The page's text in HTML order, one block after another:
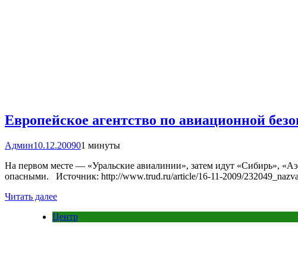
Европейское агентство по авиационной
Админ10.12.200901 минуты
На первом месте — «Уральские авиалинии», затем идут «Сибирь»,
опасными. Источник: http://www.trud.ru/article/16-11-2009/
Читать далее
Центр